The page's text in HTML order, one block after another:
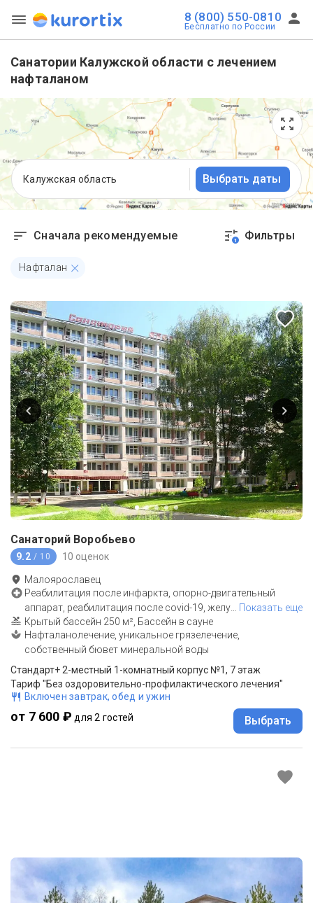
8 (800) 550-0810
Бесплатно по России
Санатории Калужской области с лечением
нафталаном
Калужская область Выбрать даты
Сначала рекомендуемые 1 Фильтры
Нафталан
Санаторий Воробьево
9.2 / 10 10 оценок
Малоярославец
Реабилитация после инфаркта, опорно-двигательный
аппарат, реабилитация после covid-19, желу… Показать еще
Крытый бассейн 250 м², Бассейн в сауне
Нафталанолечение, уникальное грязелечение,
собственный бювет минеральной воды
Стандарт+ 2-местный 1-комнатный корпус №1, 7 этаж
Тариф "Без оздоровительно-профилактического лечения"
Включен завтрак, обед и ужин
от 7 600 ₽ для 2 гостей Выбрать